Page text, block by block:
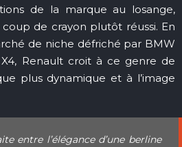
de la marque au losange,
coup de crayon plutôt réussi. En
de niche défriché par BMW
Renault croit à ce genre de
plus dynamique et à l’image
entre l’élégance d’une berline